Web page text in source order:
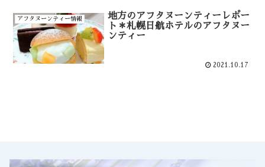
アフタヌーンティー情報
地方のアフタヌーンティーレポー
ト＊札幌日航ホテルのアフタヌー
ンティー
2021.10.17